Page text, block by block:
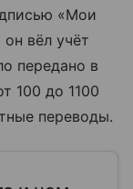
«Мои
вёл учёт
передано в
100 до 1100
переводы.